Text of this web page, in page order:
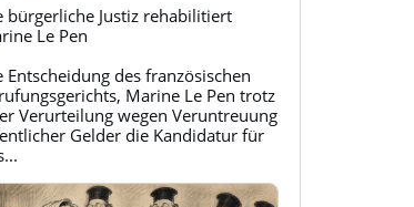
bürgerliche Justiz rehabilitiert
Le Pen
Entscheidung des französischen
Marine Le Pen trotz
Verurteilung wegen Veruntreuung
Gelder die Kandidatur für